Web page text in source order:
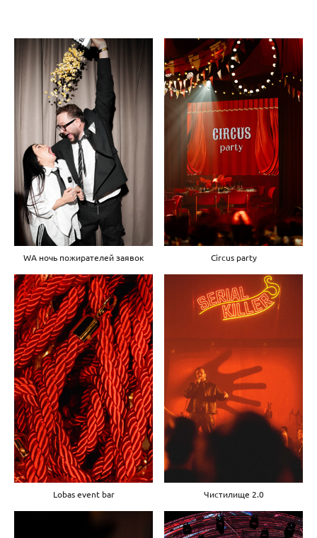
WA ночь пожирателей заявок Circus party
Lobas event bar Чистилище 2.0